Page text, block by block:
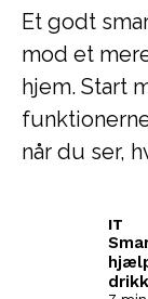
Et godt
mod et
hjem. Start
når du ser,
IT